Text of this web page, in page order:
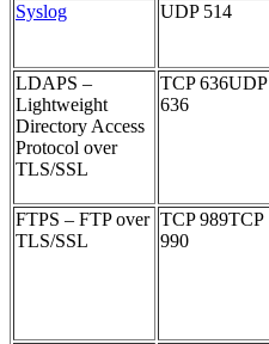
Syslog
UDP 514
LDAPS –
Lightweight
Directory Access
Protocol over
TLS/SSL
TCP 636UDP
636
FTPS – FTP over
TLS/SSL
TCP 989TCP
990